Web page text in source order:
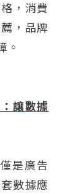
，消費
，品牌
。
讓數據
是廣告
數據應